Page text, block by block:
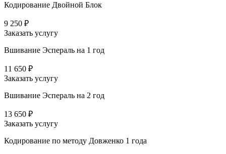
Кодирование Двойной Блок
9 250 ₽
Заказать услугу
Вшивание Эспераль на 1 год
11 650 ₽
Заказать услугу
Вшивание Эспераль на 2 год
13 650 ₽
Заказать услугу
Кодирование по методу Довженко 1 года